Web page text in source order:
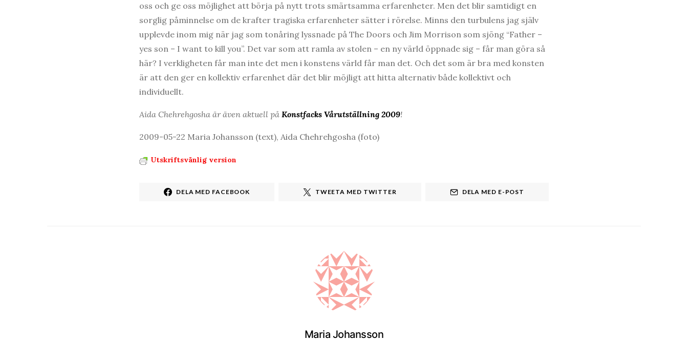
oss och ge oss möjlighet att börja på nytt trots smärtsamma erfarenheter. Men det blir samtidigt en
sorglig påminnelse om de krafter tragiska erfarenheter sätter i rörelse. Minns den turbulens jag själv
upplevde inom mig när jag som tonåring lyssnade på The Doors och Jim Morrison som sjöng “Father –
yes son – I want to kill you”. Det var som att ramla av stolen – en ny värld öppnade sig – får man göra så
här? I verkligheten får man inte det men i konstens värld får man det. Och det som är bra med konsten
är att den ger en kollektiv erfarenhet där det blir möjligt att hitta alternativ både kollektivt och
individuellt.
Aida Chehrehgosha är även aktuell på Konstfacks Vårutställning 2009!
2009-05-22 Maria Johansson (text), Aida Chehrehgosha (foto)
Utskriftsvänlig version
DELA MED FACEBOOK TWEETA MED TWITTER DELA MED E-POST
Maria Johansson